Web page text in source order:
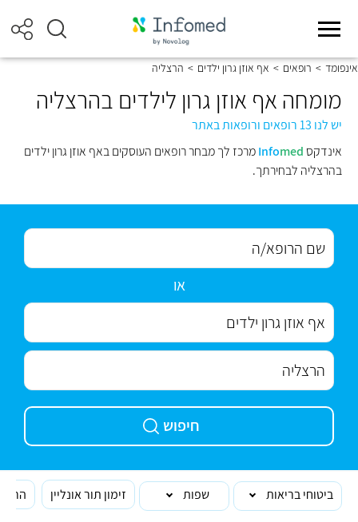
אינפומד > רופאים > אף אוזן גרון ילדים > הרצליה
מומחה אף אוזן גרון לילדים בהרצליה
יש לנו 13 רופאים ורופאות באתר
אינדקס
Infomed
מרכז לך מבחר רופאים העוסקים באף אוזן גרון ילדים
בהרצליה לבחירתך.
או
חיפוש
ביטוחי בריאות שפות זימון תור אונליין